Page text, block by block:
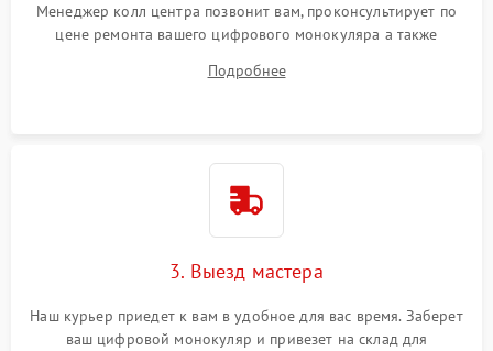
Менеджер колл центра позвонит вам, проконсультирует по
цене ремонта вашего цифрового монокуляра а также
Подробнее
3. Выезд мастера
Наш курьер приедет к вам в удобное для вас время. Заберет
ваш цифровой монокуляр и привезет на склад для